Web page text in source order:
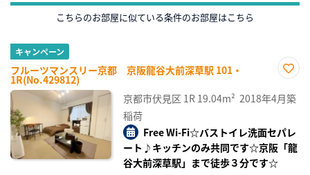
こちらのお部屋に似ている条件のお部屋はこちら
キャンペーン
フルーツマンスリー京都 京阪龍谷大前深草駅 101・
1R(No.429812)
に入
り登
京都市伏見区 1R 19.04m² 2018年4月築
稲荷
Free Wi-Fi☆バストイレ洗面セパレ
ート♪キッチンのみ共同です☆京阪「龍
谷大前深草駅」まで徒歩３分です☆